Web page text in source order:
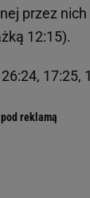
przez
12:15).
17:25,